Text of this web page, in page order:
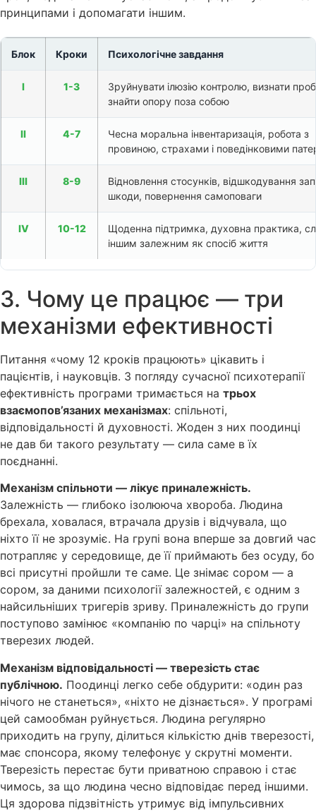
принципами і допомагати іншим.
Блок Кроки Психологічне завдання
I 1-3
Зруйнувати ілюзію контролю, визнати
знайти опору поза собою
II 4-7
Чесна моральна інвентаризація, робота з
провиною, страхами і поведінковими
III 8-9
Відновлення стосунків, відшкодування
шкоди, повернення самоповаги
IV 10-12
Щоденна підтримка, духовна практика,
іншим залежним як спосіб життя
3. Чому це працює — три
механізми ефективності
Питання «чому 12 кроків працюють» цікавить і
пацієнтів, і науковців. З погляду сучасної психотерапії
ефективність програми тримається на трьох
взаємопов’язаних механізмах: спільноті,
відповідальності й духовності. Жоден з них поодинці
не дав би такого результату — сила саме в їх
поєднанні.
Механізм спільноти — лікує приналежність.
Залежність — глибоко ізолююча хвороба. Людина
брехала, ховалася, втрачала друзів і відчувала, що
ніхто її не зрозуміє. На групі вона вперше за довгий час
потрапляє у середовище, де її приймають без осуду, бо
всі присутні пройшли те саме. Це знімає сором — а
сором, за даними психології залежностей, є одним з
найсильніших тригерів зриву. Приналежність до групи
поступово замінює «компанію по чарці» на спільноту
тверезих людей.
Механізм відповідальності — тверезість стає
публічною. Поодинці легко себе обдурити: «один раз
нічого не станеться», «ніхто не дізнається». У програмі
цей самообман руйнується. Людина регулярно
приходить на групу, ділиться кількістю днів тверезості,
має спонсора, якому телефонує у скрутні моменти.
Тверезість перестає бути приватною справою і стає
чимось, за що людина чесно відповідає перед іншими.
Ця здорова підзвітність утримує від імпульсивних